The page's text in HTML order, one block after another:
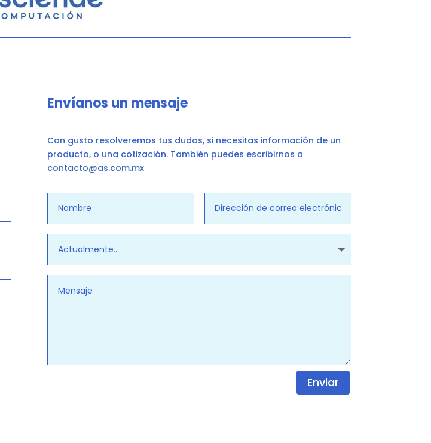
Envíanos un mensaje
Con gusto resolveremos tus dudas, si necesitas información de un
producto, o una cotización. También puedes escribirnos a
contacto@as.com.mx
Enviar